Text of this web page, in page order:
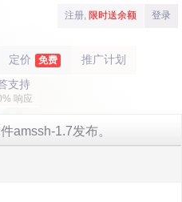
注册, 限时送余额 登录
定价 免费 推广计划
支持
响应
amssh-1.7发布。